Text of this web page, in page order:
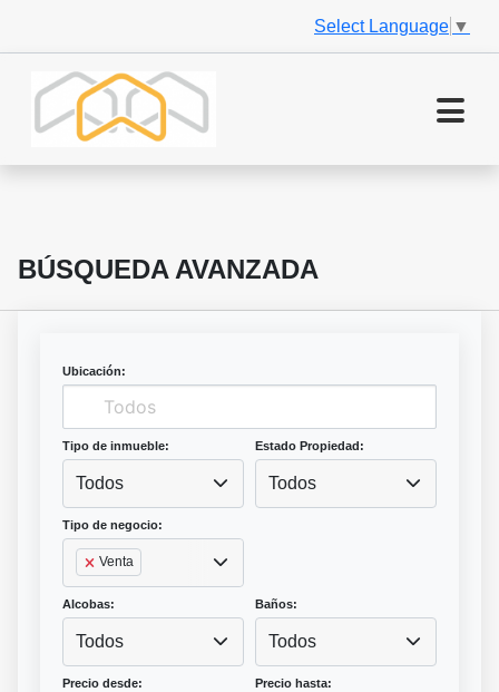
Select Language ▼
BÚSQUEDA AVANZADA
Ubicación:
Tipo de inmueble:
Todos
Estado Propiedad:
Todos
Tipo de negocio:
Venta
Alcobas:
Todos
Baños:
Todos
Precio desde: Precio hasta: